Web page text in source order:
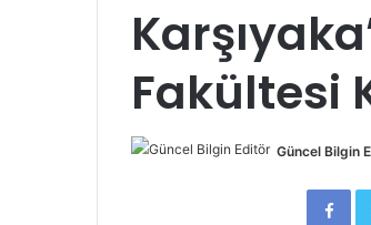
Fakültesi
Güncel Bilgin
Facebook